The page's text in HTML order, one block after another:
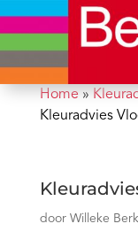
Home»
Kleuradvies
door Willeke